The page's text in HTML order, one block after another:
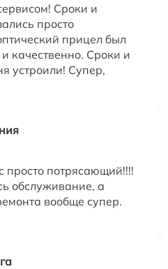
Сроки и
просто
прицел был
качественно. Сроки и
устроили! Супер,
просто потрясающий!!!!
обслуживание, а
вообще супер.